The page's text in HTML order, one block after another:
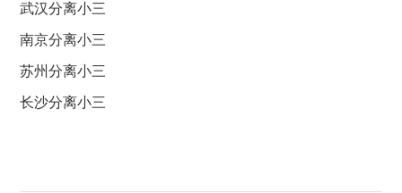
武汉分离小三
南京分离小三
苏州分离小三
长沙分离小三